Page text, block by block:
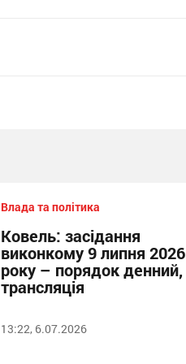
Влада та політика
Ковель: засідання
виконкому 9 липня 2026
року – порядок денний,
трансляція
13:22, 6.07.2026